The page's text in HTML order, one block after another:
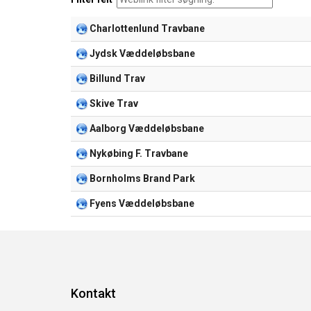
Charlottenlund Travbane
Jydsk Væddeløbsbane
Billund Trav
Skive Trav
Aalborg Væddeløbsbane
Nykøbing F. Travbane
Bornholms Brand Park
Fyens Væddeløbsbane
Kontakt